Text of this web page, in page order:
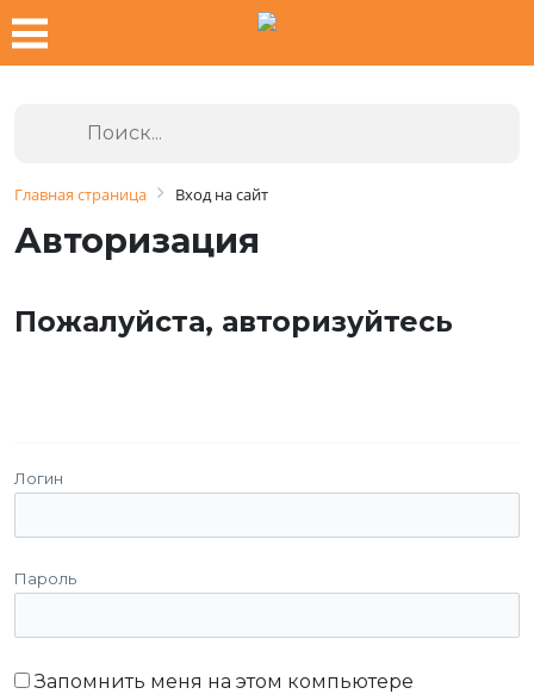
Главная страница Вход на сайт
Авторизация
Пожалуйста, авторизуйтесь
Логин
Пароль
Запомнить меня на этом компьютере